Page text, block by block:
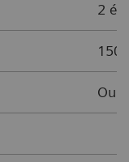
2
Oui